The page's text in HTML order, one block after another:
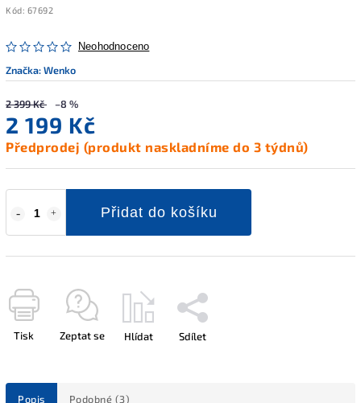
Kód: 67692
Neohodnoceno
Značka:Wenko
2 399 Kč –8 %
2 199 Kč
Předprodej (produkt naskladníme do 3 týdnů)
Přidat do košíku
Tisk Zeptat se Hlídat Sdílet
Popis Podobné (3)